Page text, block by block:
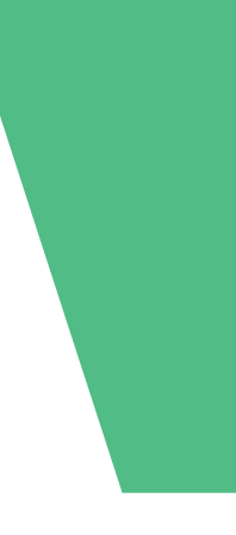
Pakete
monatliche Verpflichtung